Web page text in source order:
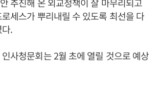
추진해 온 외교정책이 잘 마무리되고
세스가 뿌리내릴 수 있도록 최선을 다
.
사청문회는 2월 초에 열릴 것으로 예상